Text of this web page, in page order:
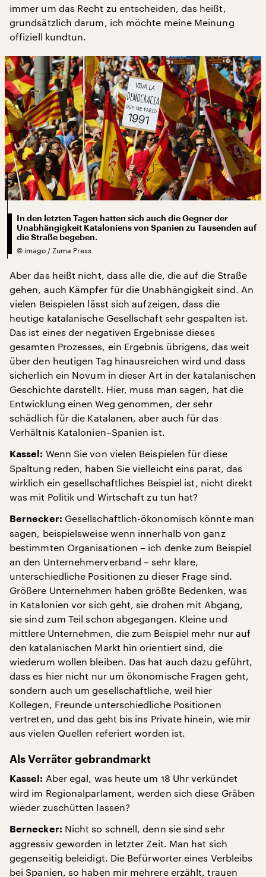
immer um das Recht zu entscheiden, das heißt,
grundsätzlich darum, ich möchte meine Meinung
offiziell kundtun.
In den letzten Tagen hatten sich auch die Gegner der
Unabhängigkeit Kataloniens von Spanien zu Tausenden auf
die Straße begeben.
© imago / Zuma Press
Aber das heißt nicht, dass alle die, die auf die Straße
gehen, auch Kämpfer für die Unabhängigkeit sind. An
vielen Beispielen lässt sich aufzeigen, dass die
heutige katalanische Gesellschaft sehr gespalten ist.
Das ist eines der negativen Ergebnisse dieses
gesamten Prozesses, ein Ergebnis übrigens, das weit
über den heutigen Tag hinausreichen wird und dass
sicherlich ein Novum in dieser Art in der katalanischen
Geschichte darstellt. Hier, muss man sagen, hat die
Entwicklung einen Weg genommen, der sehr
schädlich für die Katalanen, aber auch für das
Verhältnis Katalonien–Spanien ist.
Kassel: Wenn Sie von vielen Beispielen für diese
Spaltung reden, haben Sie vielleicht eins parat, das
wirklich ein gesellschaftliches Beispiel ist, nicht direkt
was mit Politik und Wirtschaft zu tun hat?
Bernecker: Gesellschaftlich-ökonomisch könnte man
sagen, beispielsweise wenn innerhalb von ganz
bestimmten Organisationen – ich denke zum Beispiel
an den Unternehmerverband – sehr klare,
unterschiedliche Positionen zu dieser Frage sind.
Größere Unternehmen haben größte Bedenken, was
in Katalonien vor sich geht, sie drohen mit Abgang,
sie sind zum Teil schon abgegangen. Kleine und
mittlere Unternehmen, die zum Beispiel mehr nur auf
den katalanischen Markt hin orientiert sind, die
wiederum wollen bleiben. Das hat auch dazu geführt,
dass es hier nicht nur um ökonomische Fragen geht,
sondern auch um gesellschaftliche, weil hier
Kollegen, Freunde unterschiedliche Positionen
vertreten, und das geht bis ins Private hinein, wie mir
aus vielen Quellen referiert worden ist.
Als Verräter gebrandmarkt
Kassel: Aber egal, was heute um 18 Uhr verkündet
wird im Regionalparlament, werden sich diese Gräben
wieder zuschütten lassen?
Bernecker: Nicht so schnell, denn sie sind sehr
aggressiv geworden in letzter Zeit. Man hat sich
gegenseitig beleidigt. Die Befürworter eines Verbleibs
bei Spanien, so haben mir mehrere erzählt, trauen